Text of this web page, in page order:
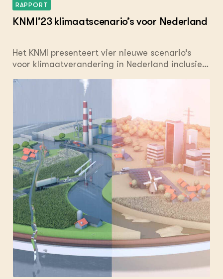
RAPPORT
KNMI’23 klimaatscenario’s voor Nederland
Het KNMI presenteert vier nieuwe scenario’s
voor klimaatverandering in Nederland inclusief
KNMI’23-klimaatscenario’s zijn gebaseerd op de
laatste inzichten en vervangen de
klimaatscenario’s uit 2014. Voor
zeespiegelstijging is gebruik gemaakt van de
nieuwe inzichten van het IPCC over het
mogelijk versneld afkalven van de Antarctische
IJskap. In KNMI’23 is de droogteproblematiek in
Nederland en omgeving beter in kaart gebracht
en zijn de veranderingen in neerslagextremen
in zomerbuien beter onderbouwd. Verder zijn de
schattingen van de wereldwijde
temperatuurstijging voor een bepaalde
toename van broeikasgassen nauwkeuriger. Net
als na 2014 kunnen de nieuwe klimaatscenario’s
worden gebruikt om de effecten op
verschillende sectoren door te rekenen. Hiermee
worden de risicoanalyses uit de Nationale